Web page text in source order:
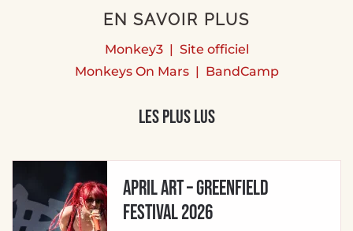
EN SAVOIR PLUS
Monkey3 | Site officiel
Monkeys On Mars | BandCamp
Les plus lus
APRIL ART – Greenfield
Festival 2026